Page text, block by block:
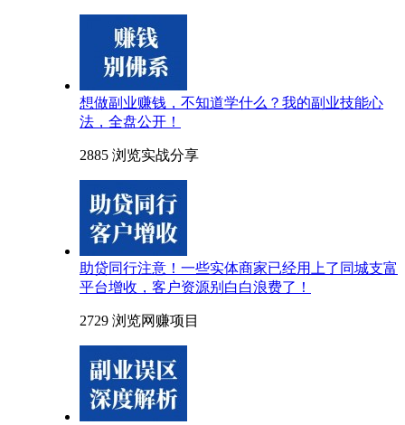
想做副业赚钱，不知道学什么？我的副业技能心
法，全盘公开！
2885 浏览实战分享
助贷同行注意！一些实体商家已经用上了同城支富
平台增收，客户资源别白白浪费了！
2729 浏览网赚项目